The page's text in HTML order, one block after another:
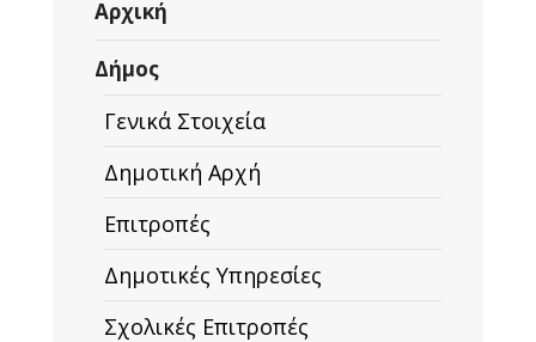
Αρχική
Δήμος
Γενικά Στοιχεία
Δημοτική Αρχή
Επιτροπές
Δημοτικές Υπηρεσίες
Σχολικές Επιτροπές